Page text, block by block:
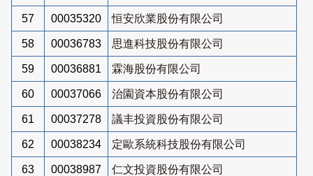
57 00035320 恒安欣業股份有限公司
58 00036783 思進科技股份有限公司
59 00036881 霖海股份有限公司
60 00037066 治園資本股份有限公司
61 00037278 議丰投資股份有限公司
62 00038234 定歐系統科技股份有限公司
63 00038987 仁文投資股份有限公司